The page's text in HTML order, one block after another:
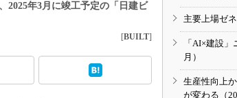
ジリエンスTOKYO
2025年3月に竣工予定の「日建ビ
[BUILT]
主要上場ゼ
「AI×建設
月）
生産性向上
が変わる（